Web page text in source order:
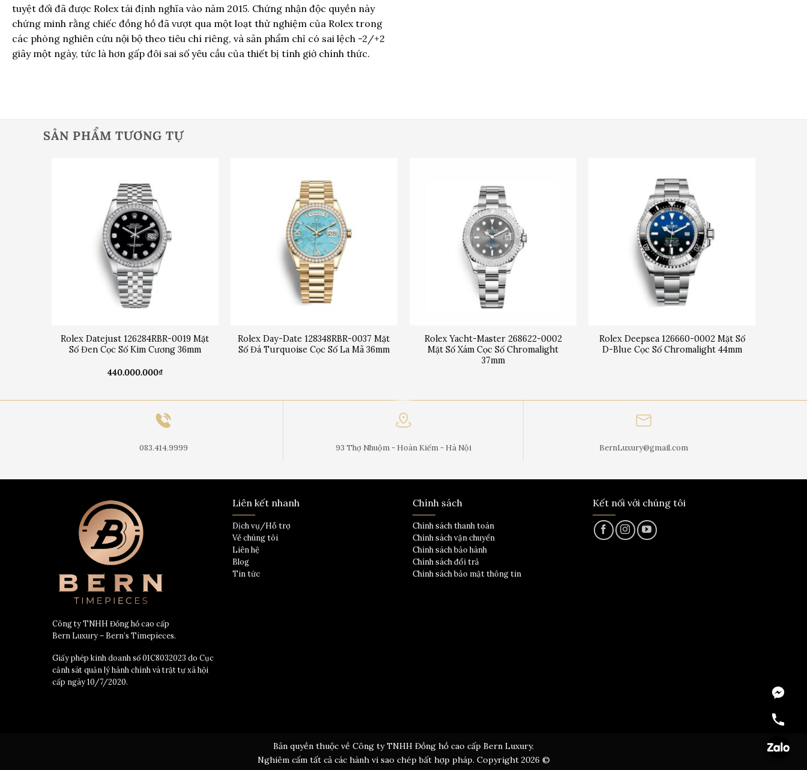
tuyệt đối đã được Rolex tái định nghĩa vào năm 2015. Chứng nhận độc quyền này
chứng minh rằng chiếc đồng hồ đã vượt qua một loạt thử nghiệm của Rolex trong
các phòng nghiên cứu nội bộ theo tiêu chí riêng, và sản phẩm chỉ có sai lệch -2/+2
giây một ngày, tức là hơn gấp đôi sai số yêu cầu của thiết bị tính giờ chính thức.
SẢN PHẨM TƯƠNG TỰ
Rolex Datejust 126284RBR-0019 Mặt
Số Đen Cọc Số Kim Cương 36mm
440.000.000₫
Rolex Day-Date 128348RBR-0037 Mặt
Số Đá Turquoise Cọc Số La Mã 36mm
Rolex Yacht-Master 268622-0002
Mặt Số Xám Cọc Số Chromalight
37mm
Rolex Deepsea 126660-0002 Mặt Số
D-Blue Cọc Số Chromalight 44mm
083.414.9999 93 Thợ Nhuộm - Hoàn Kiếm - Hà Nội BernLuxury@gmail.com
Công ty TNHH Đồng hồ cao cấp
Bern Luxury – Bern’s Timepieces.
Giấy phép kinh doanh số 01C8032023 do Cục
cảnh sát quản lý hành chính và trật tự xã hội
cấp ngày 10/7/2020.
Liên kết nhanh
Dịch vụ/Hỗ trợ
Về chúng tôi
Liên hệ
Blog
Tin tức
Chính sách
Chính sách thanh toán
Chính sách vận chuyển
Chính sách bảo hành
Chính sách đổi trả
Chính sách bảo mật thông tin
Kết nối với chúng tôi
Bản quyền thuộc về Công ty TNHH Đồng hồ cao cấp Bern Luxury.
Nghiêm cấm tất cả các hành vi sao chép bất hợp pháp. Copyright 2026 ©